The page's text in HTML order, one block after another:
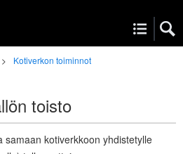
Kotiverkon toiminnot
toisto
samaan kotiverkkoon yhdistetylle